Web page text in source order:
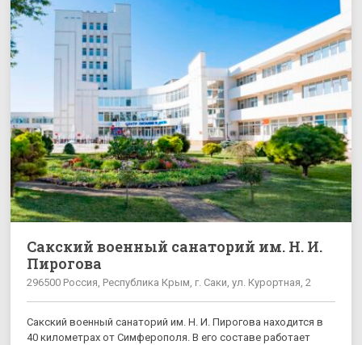
Сакский военный санаторий им. Н. И.
Пирогова
296500 Россия, Республика Крым, г. Саки, ул. Курортная, 2
Сакский военный санаторий им. Н. И. Пирогова находится в
40 километрах от Симферополя. В его составе работает